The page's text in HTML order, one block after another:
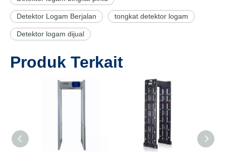
Detektor Logam Berjalan tongkat detektor logam
Detektor logam dijual
Produk Terkait